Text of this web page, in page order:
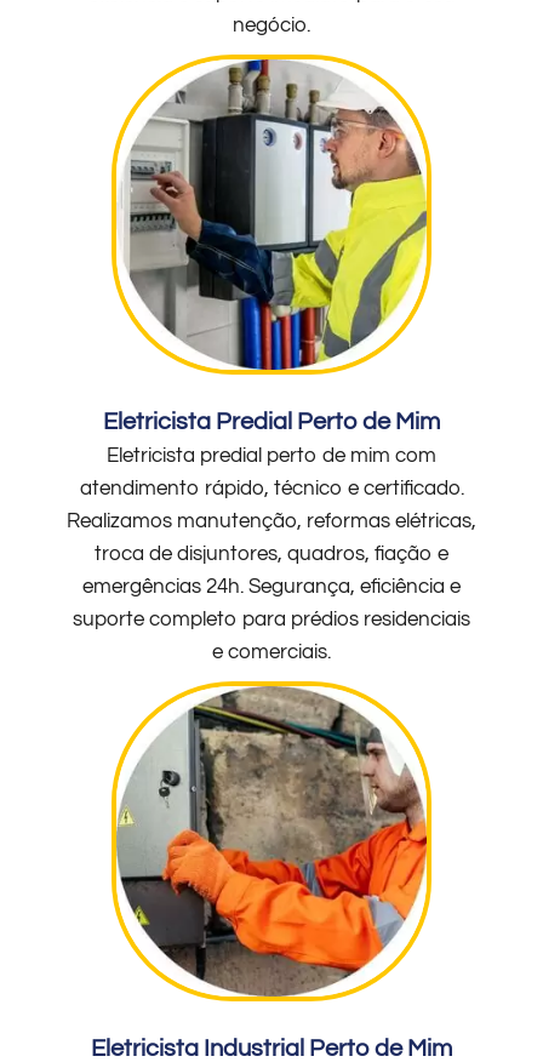
negócio.
Eletricista Predial Perto de Mim
Eletricista predial perto de mim com
atendimento rápido, técnico e certificado.
Realizamos manutenção, reformas elétricas,
troca de disjuntores, quadros, fiação e
emergências 24h. Segurança, eficiência e
suporte completo para prédios residenciais
e comerciais.
Eletricista Industrial Perto de Mim